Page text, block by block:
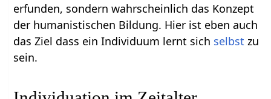
erfunden, sondern wahrscheinlich das Konzept
der humanistischen Bildung. Hier ist eben auch
das Ziel dass ein Individuum lernt sich selbst zu
sein.